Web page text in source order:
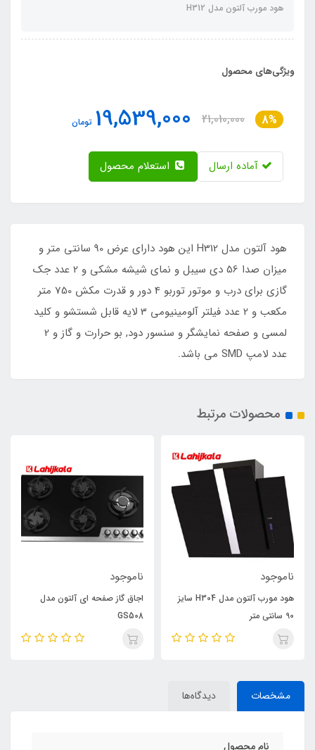
هود مورب آلتون مدل H312
ویژگی‌های محصول
8%
21,010,000
19,539,000 تومان
آماده ارسال
هود آلتون مدل H312 این هود دارای عرض 90 سانتی متر و
میزان صدا 56 دی سیبل و نمای شیشه مشکی و 2 عدد جک
گازی برای درب و موتور توربو 4 دور و قدرت مکش 750 متر
مکعب و 2 عدد فیلتر آلومینیومی 3 لایه قابل شستشو و کلید
لمسی و صفحه نمایشگر و سنسور دود, بو حرارت و گاز و 2
عدد لامپ SMD می باشد.
محصولات مرتبط
ناموجود
هود مورب آلتون مدل H304 سایز
90 سانتی متر
ناموجود
اجاق گاز صفحه ای آلتون مدل
GS508
مشخصات دیدگاه‌ها
نام محصول